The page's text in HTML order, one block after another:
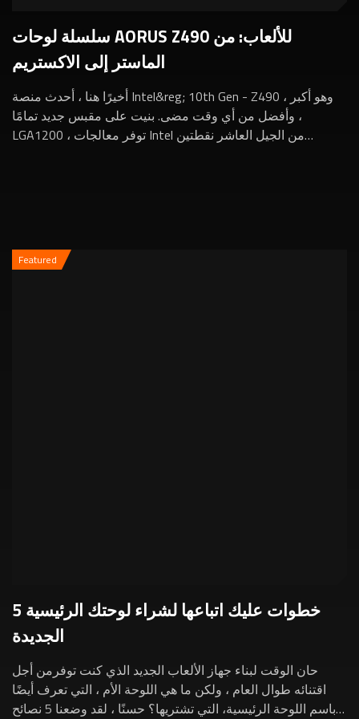
سلسلة لوحات AORUS Z490 للألعاب: من
الماستر إلى الاكستريم
أخيرًا هنا ، أحدث منصة Intel&reg; 10th Gen - Z490 ، وهو أكبر
وأفضل من أي وقت مضى. بنيت على مقبس جديد تمامًا ،
LGA1200 ، توفر معالجات Intel من الجيل العاشر نقطتين
Featured
5 خطوات عليك اتباعها لشراء لوحتك الرئيسية
الجديدة
حان الوقت لبناء جهاز الألعاب الجديد الذي كنت توفرمن أجل
اقتنائه طوال العام ، ولكن ما هي اللوحة الأم ، التي تعرف أيضًا
باسم اللوحة الرئيسية، التي تشتريها؟ حسنًا ، لقد وضعنا 5 نصائح